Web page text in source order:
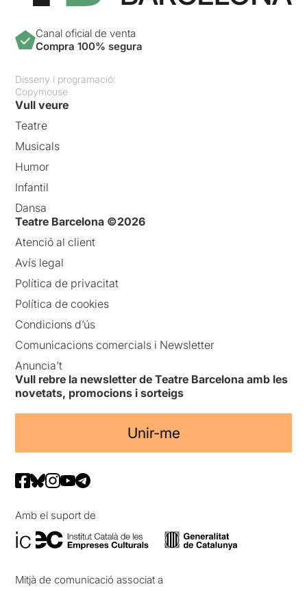
Canal oficial de venta
Compra 100% segura
Disseny i programació:
Copymouse
Vull veure
Teatre
Musicals
Humor
Infantil
Dansa
Teatre Barcelona ©2026
Atenció al client
Avís legal
Política de privacitat
Política de cookies
Condicions d’ús
Comunicacions comercials i Newsletter
Anuncia’t
Vull rebre la newsletter de Teatre Barcelona amb les
novetats, promocions i sorteigs
Unir-me
Amb el suport de
Mitjà de comunicació associat a